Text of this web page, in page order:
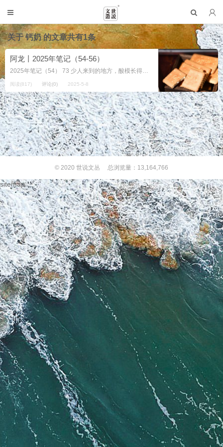
关于钙奶的文章共有1条
阿龙丨2025年笔记（54-56）
2025年笔记（54） 73 少人来到的地方，酸模长得特别舒坦放松，从每株伸展开的大叶子就能看出来，夕阳的斜照下，宛如世外仙女。 拿出手...
阅读(817) 评论(0) 2025-5-8
© 2020 世说文丛 总浏览量：13,164,766
sitemap